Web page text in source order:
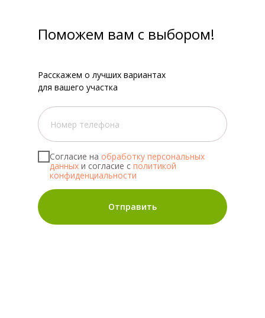
Согласие на обработку персональных
данных и согласие с политикой
конфиденциальности
Отправить
Поможем вам с выбором!
Расскажем о лучших вариантах
для вашего участка